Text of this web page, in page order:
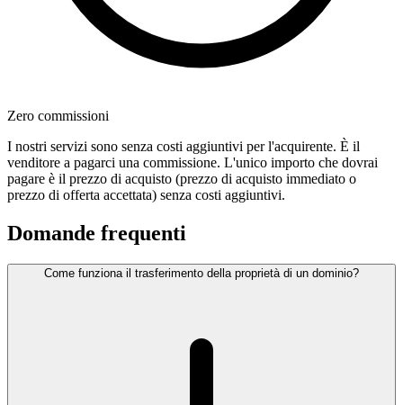
Zero commissioni
I nostri servizi sono senza costi aggiuntivi per l'acquirente. È il
venditore a pagarci una commissione. L'unico importo che dovrai
pagare è il prezzo di acquisto (prezzo di acquisto immediato o
prezzo di offerta accettata) senza costi aggiuntivi.
Domande frequenti
Come funziona il trasferimento della proprietà di un dominio?